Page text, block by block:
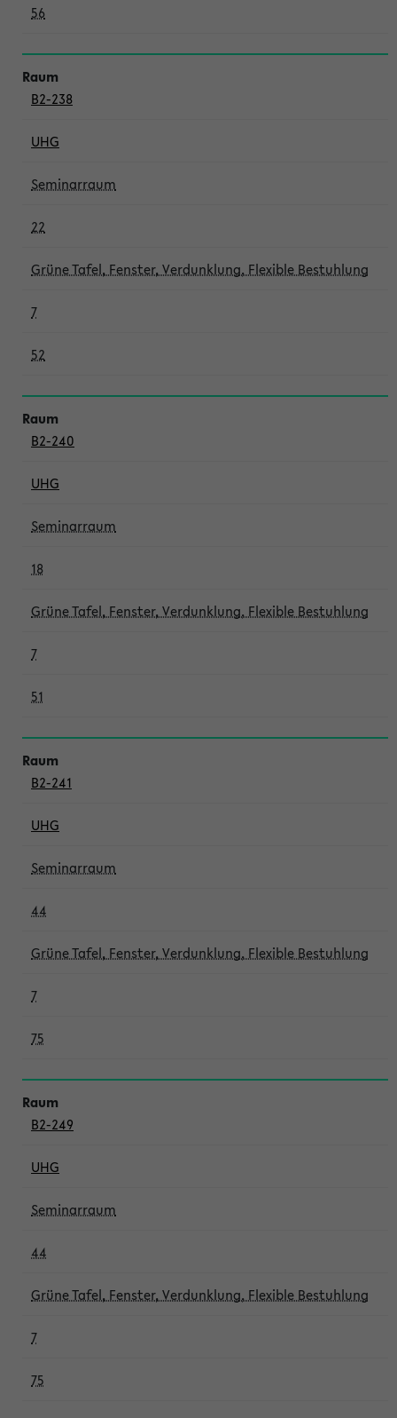
56
B2-238
UHG
Seminarraum
22
Grüne Tafel, Fenster, Verdunklung, Flexible Bestuhlung
7
52
B2-240
UHG
Seminarraum
18
Grüne Tafel, Fenster, Verdunklung, Flexible Bestuhlung
7
51
B2-241
UHG
Seminarraum
44
Grüne Tafel, Fenster, Verdunklung, Flexible Bestuhlung
7
75
B2-249
UHG
Seminarraum
44
Grüne Tafel, Fenster, Verdunklung, Flexible Bestuhlung
7
75